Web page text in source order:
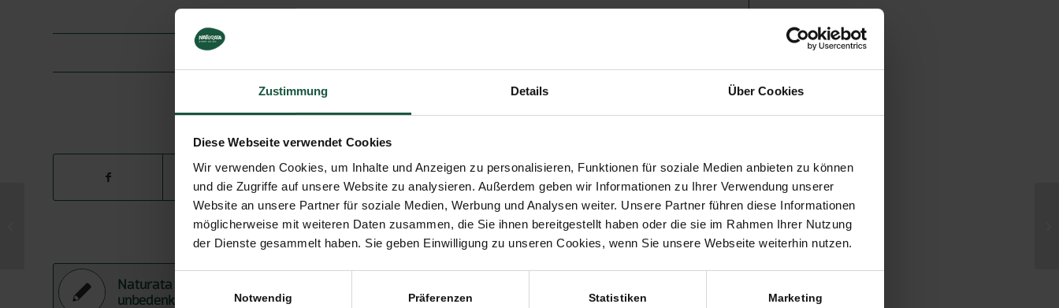
Zustimmung Details Über Cookies
Diese Webseite verwendet Cookies
Wir verwenden Cookies, um Inhalte und Anzeigen zu personalisieren, Funktionen für soziale Medien anbieten zu können
und die Zugriffe auf unsere Website zu analysieren. Außerdem geben wir Informationen zu Ihrer Verwendung unserer
Website an unsere Partner für soziale Medien, Werbung und Analysen weiter. Unsere Partner führen diese Informationen
möglicherweise mit weiteren Daten zusammen, die Sie ihnen bereitgestellt haben oder die sie im Rahmen Ihrer Nutzung
der Dienste gesammelt haben. Sie geben Einwilligung zu unseren Cookies, wenn Sie unsere Webseite weiterhin nutzen.
Notwendig Präferenzen Statistiken Marketing
SCHLAGWORTE: MINDESTHALTBARKEITSDATUM VERPACKUNG,ZUCKER
Das könnte Dich auch interessieren
Naturata Produkt-Verpackungen sind
unbedenklich
Gelierzucker sicher gelingt